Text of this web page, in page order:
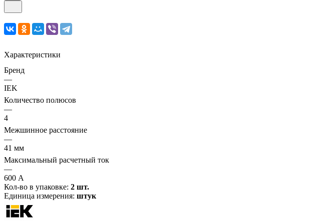
Характеристики
Бренд
—
IEK
Количество полюсов
—
4
Межшинное расстояние
—
41 мм
Максимальный расчетный ток
—
600 А
Кол-во в упаковке: 2 шт.
Единица измерения: штук